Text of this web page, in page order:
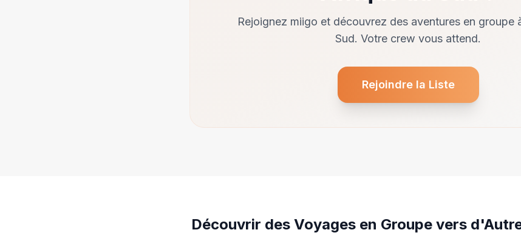
Rejoignez miigo et découvrez des aventures en groupe
Sud. Votre crew vous attend.
Rejoindre la Liste
Découvrir des Voyages en Groupe vers